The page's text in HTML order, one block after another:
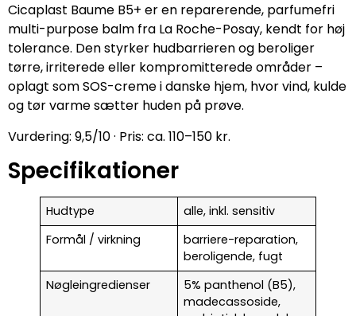
Cicaplast Baume B5+ er en reparerende, parfumefri
multi-purpose balm fra La Roche-Posay, kendt for høj
tolerance. Den styrker hudbarrieren og beroliger
tørre, irriterede eller kompromitterede områder –
oplagt som SOS-creme i danske hjem, hvor vind, kulde
og tør varme sætter huden på prøve.
Vurdering: 9,5/10 · Pris: ca. 110–150 kr.
Specifikationer
Hudtype
alle, inkl. sensitiv
Formål / virkning
barriere-reparation,
beroligende, fugt
Nøgleingredienser
5% panthenol (B5),
madecassoside,